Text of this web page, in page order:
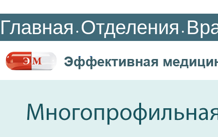
Главная • Отделения •